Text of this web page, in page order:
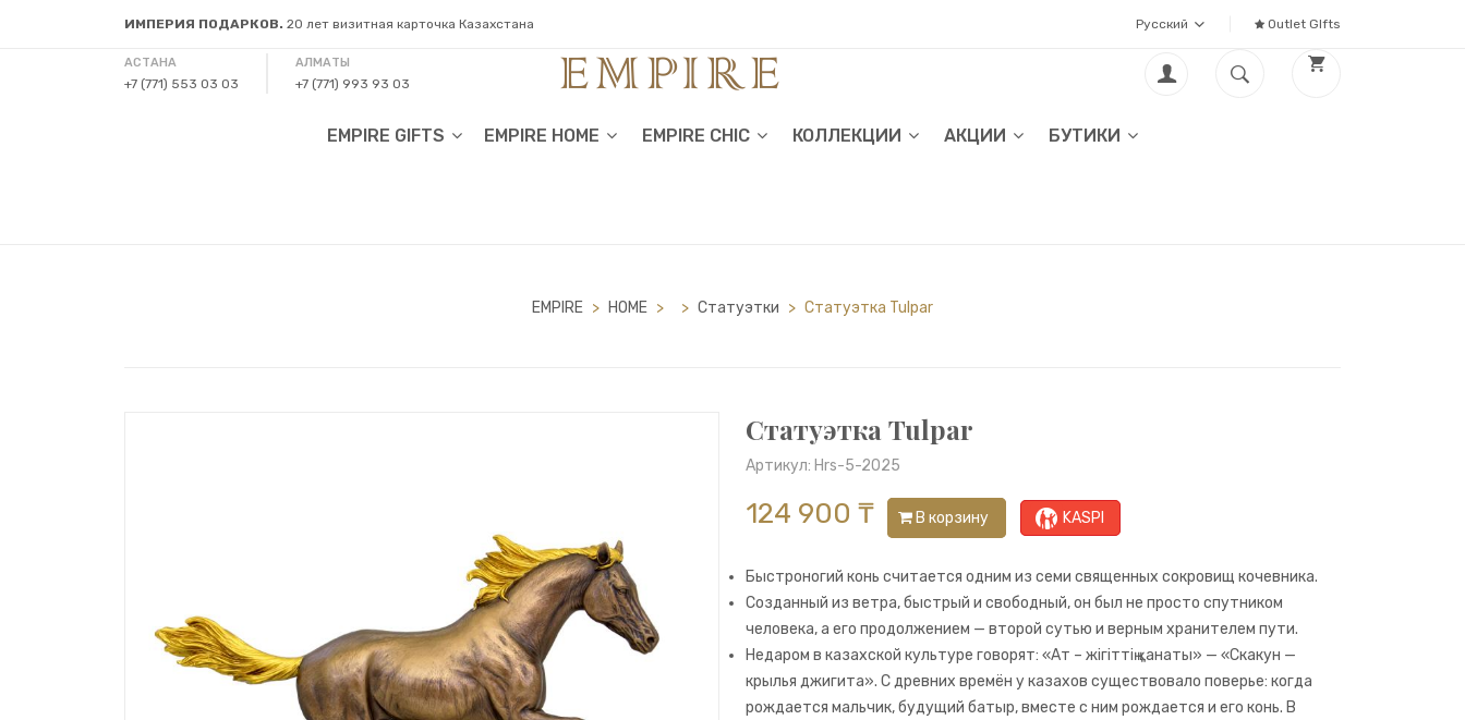
ИМПЕРИЯ ПОДАРКОВ. 20 лет визитная карточка Казахстана Русский Outlet GIfts
АСТАНА
+7 (771) 553 03 03
АЛМАТЫ
+7 (771) 993 93 03
EMPIRE GIFTS EMPIRE HOME EMPIRE CHIC КОЛЛЕКЦИИ АКЦИИ БУТИКИ
EMPIRE > HOME > > Статуэтки > Статуэтка Tulpar
Статуэтка Tulpar
Артикул: Hrs-5-2025
124 900 ₸ В корзину KASPI
Быстроногий конь считается одним из семи священных сокровищ кочевника.
Созданный из ветра, быстрый и свободный, он был не просто спутником
человека, а его продолжением — второй сутью и верным хранителем пути.
Недаром в казахской культуре говорят: «Ат – жігіттің қанаты» — «Скакун —
крылья джигита». С древних времён у казахов существовало поверье: когда
рождается мальчик, будущий батыр, вместе с ним рождается и его конь. В